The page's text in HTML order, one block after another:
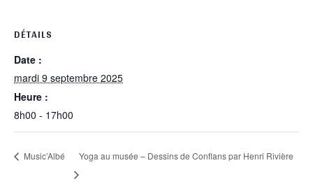
DÉTAILS
Date :
mardi 9 septembre 2025
Heure :
8h00 - 17h00
Music’Albé Yoga au musée – Dessins de Conflans par Henri Rivière